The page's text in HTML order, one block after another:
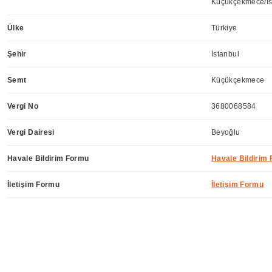
Küçükçekmece/
Ülke Türkiye
Şehir İstanbul
Semt Küçükçekmece
Vergi No 3680068584
Vergi Dairesi Beyoğlu
Havale Bildirim Formu Havale Bildirim
İletişim Formu İletişim Formu